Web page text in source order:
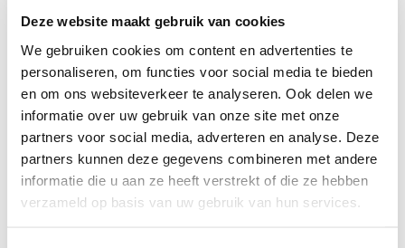
Deze website maakt gebruik van cookies
We gebruiken cookies om content en advertenties te
personaliseren, om functies voor social media te bieden
en om ons websiteverkeer te analyseren. Ook delen we
informatie over uw gebruik van onze site met onze
partners voor social media, adverteren en analyse. Deze
partners kunnen deze gegevens combineren met andere
informatie die u aan ze heeft verstrekt of die ze hebben
verzameld op basis van uw gebruik van hun services.
Dit kost een begrafenis
Bekijk tarieven voor crematie